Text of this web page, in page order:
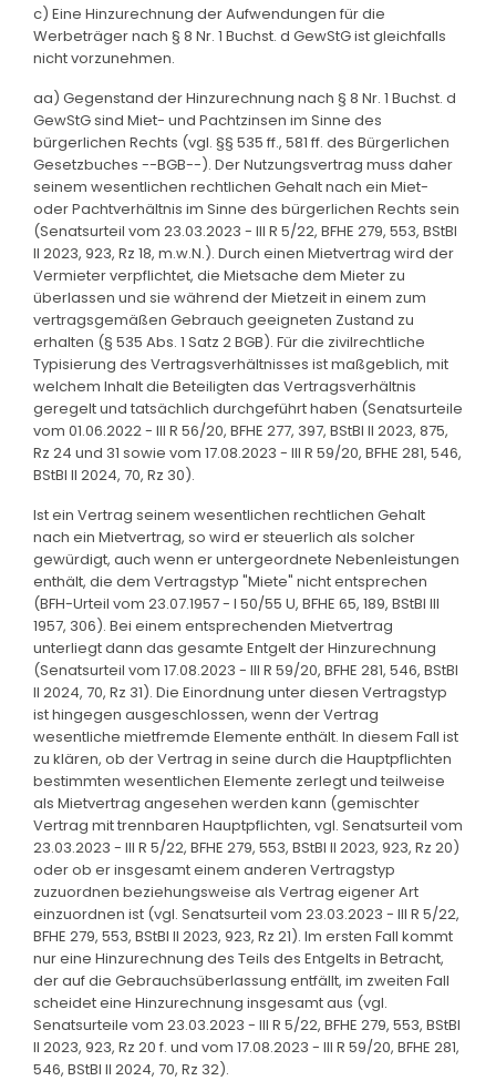
c) Eine Hinzurechnung der Aufwendungen für die
Werbeträger nach § 8 Nr. 1 Buchst. d GewStG ist gleichfalls
nicht vorzunehmen.
aa) Gegenstand der Hinzurechnung nach § 8 Nr. 1 Buchst. d
GewStG sind Miet- und Pachtzinsen im Sinne des
bürgerlichen Rechts (vgl. §§ 535 ff., 581 ff. des Bürgerlichen
Gesetzbuches --BGB--). Der Nutzungsvertrag muss daher
seinem wesentlichen rechtlichen Gehalt nach ein Miet-
oder Pachtverhältnis im Sinne des bürgerlichen Rechts sein
(Senatsurteil vom 23.03.2023 - III R 5/22, BFHE 279, 553, BStBl
II 2023, 923, Rz 18, m.w.N.). Durch einen Mietvertrag wird der
Vermieter verpflichtet, die Mietsache dem Mieter zu
überlassen und sie während der Mietzeit in einem zum
vertragsgemäßen Gebrauch geeigneten Zustand zu
erhalten (§ 535 Abs. 1 Satz 2 BGB). Für die zivilrechtliche
Typisierung des Vertragsverhältnisses ist maßgeblich, mit
welchem Inhalt die Beteiligten das Vertragsverhältnis
geregelt und tatsächlich durchgeführt haben (Senatsurteile
vom 01.06.2022 - III R 56/20, BFHE 277, 397, BStBl II 2023, 875,
Rz 24 und 31 sowie vom 17.08.2023 - III R 59/20, BFHE 281, 546,
BStBl II 2024, 70, Rz 30).
Ist ein Vertrag seinem wesentlichen rechtlichen Gehalt
nach ein Mietvertrag, so wird er steuerlich als solcher
gewürdigt, auch wenn er untergeordnete Nebenleistungen
enthält, die dem Vertragstyp "Miete" nicht entsprechen
(BFH-Urteil vom 23.07.1957 - I 50/55 U, BFHE 65, 189, BStBl III
1957, 306). Bei einem entsprechenden Mietvertrag
unterliegt dann das gesamte Entgelt der Hinzurechnung
(Senatsurteil vom 17.08.2023 - III R 59/20, BFHE 281, 546, BStBl
II 2024, 70, Rz 31). Die Einordnung unter diesen Vertragstyp
ist hingegen ausgeschlossen, wenn der Vertrag
wesentliche mietfremde Elemente enthält. In diesem Fall ist
zu klären, ob der Vertrag in seine durch die Hauptpflichten
bestimmten wesentlichen Elemente zerlegt und teilweise
als Mietvertrag angesehen werden kann (gemischter
Vertrag mit trennbaren Hauptpflichten, vgl. Senatsurteil vom
23.03.2023 - III R 5/22, BFHE 279, 553, BStBl II 2023, 923, Rz 20)
oder ob er insgesamt einem anderen Vertragstyp
zuzuordnen beziehungsweise als Vertrag eigener Art
einzuordnen ist (vgl. Senatsurteil vom 23.03.2023 - III R 5/22,
BFHE 279, 553, BStBl II 2023, 923, Rz 21). Im ersten Fall kommt
nur eine Hinzurechnung des Teils des Entgelts in Betracht,
der auf die Gebrauchsüberlassung entfällt, im zweiten Fall
scheidet eine Hinzurechnung insgesamt aus (vgl.
Senatsurteile vom 23.03.2023 - III R 5/22, BFHE 279, 553, BStBl
II 2023, 923, Rz 20 f. und vom 17.08.2023 - III R 59/20, BFHE 281,
546, BStBl II 2024, 70, Rz 32).